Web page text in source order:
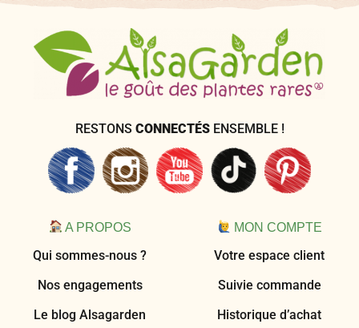
RESTONS CONNECTÉS ENSEMBLE !
A PROPOS
Qui sommes-nous ?
Nos engagements
Le blog Alsagarden
MON COMPTE
Votre espace client
Suivie commande
Historique d’achat